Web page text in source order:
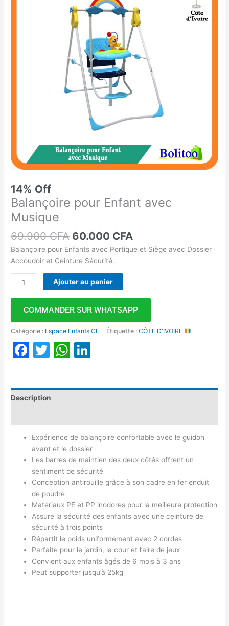
14% Off
Balançoire pour Enfant avec
Musique
69.900CFA
69.900 CFA.
60.000 CFA
60.000 CFA.
Balançoire pour Enfants avec Portique et Siège avec Dossier
Accoudoir et Ceinture Sécurité.
Ajouter au panier
COMMANDER SUR WHATSAPP
Catégorie : Espace Enfants CI Étiquette :CÔTE D'IVOIRE
Facebook
TwitterWhatsApp
Description
Expérience de balançoire confortable avec le guidon
avant et le dossier
Les barres de maintien des deux côtés offrent un
sentiment de sécurité
Conception antirouille grâce à son cadre en fer enduit
de poudre
Matériaux PE et PP inodores pour la meilleure protection
Assure la sécurité des enfants avec une ceinture de
sécurité à trois points
Répartit le poids uniformément avec 2 cordes
Parfaite pour le jardin, la cour et l’aire de jeux
Convient aux enfants âgés de 6 mois à 3 ans
Peut supporter jusqu’à 25kg